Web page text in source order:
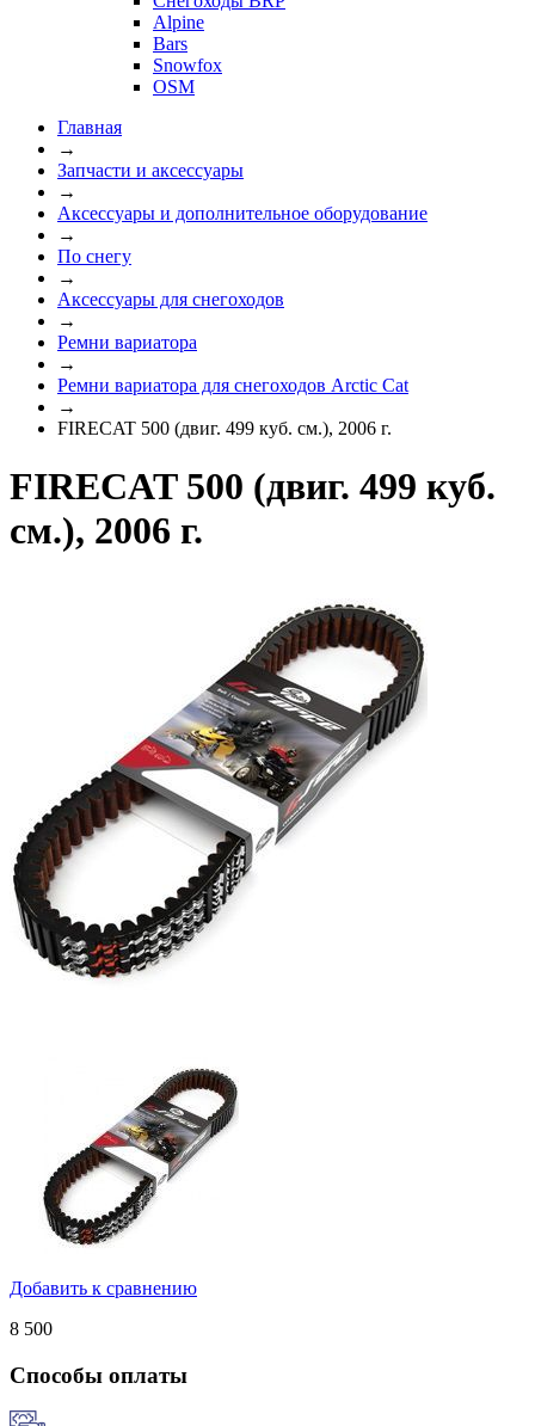
Alpine
Bars
Snowfox
OSM
Главная
→
Запчасти и аксессуары
→
Аксессуары и дополнительное оборудование
→
По снегу
→
Аксессуары для снегоходов
→
Ремни вариатора
→
Ремни вариатора для снегоходов Arctic Cat
→
FIRECAT 500 (двиг. 499 куб. см.), 2006 г.
FIRECAT 500 (двиг. 499 куб.
см.), 2006 г.
Добавить к сравнению
8 500
Способы оплаты